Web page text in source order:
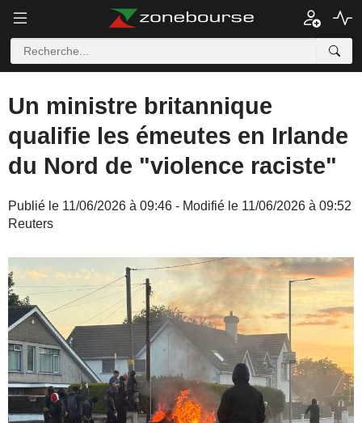
Un ministre britannique
qualifie les émeutes en Irlande
du Nord de "violence raciste"
Publié le 11/06/2026 à 09:46 - Modifié le 11/06/2026 à 09:52
Reuters